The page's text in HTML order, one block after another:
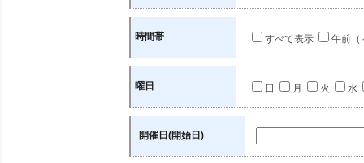
時間帯 すべて表示 午前（
曜日 日 月 火 水
開催日(開始日)